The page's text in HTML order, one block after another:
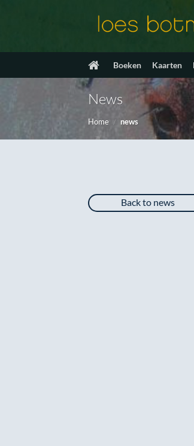
Boeken Kaarten
News
Home / news
Back to news